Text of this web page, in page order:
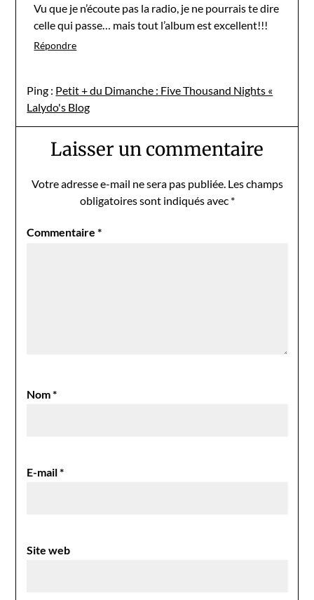
Vu que je n’écoute pas la radio, je ne pourrais te dire
celle qui passe… mais tout l’album est excellent!!!
Répondre
Ping : Petit + du Dimanche : Five Thousand Nights «
Lalydo's Blog
Laisser un commentaire
Votre adresse e-mail ne sera pas publiée. Les champs
obligatoires sont indiqués avec *
Commentaire*
Nom*
E-mail*
Site web